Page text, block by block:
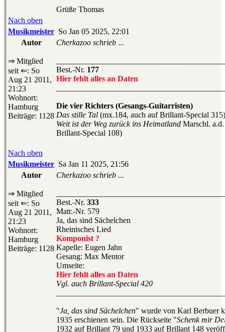
Grüße Thomas
Nach oben
Musikmeister So Jan 05 2025, 22:01
Autor
⇒ Mitglied
seit ⇐: So
Aug 21 2011,
21:23
Wohnort:
Hamburg
Beiträge: 1128
Cherkazoo schrieb ...
Best.-Nr. 177
Hier fehlt alles an Daten
Die vier Richters (Gesangs-Guitarristen)
Das stille Tal (mx.184, auch auf Brillant-Special 315)
Weit ist der Weg zurück ins Heimatland Marschl.
Brillant-Special 108)
Nach oben
Musikmeister Sa Jan 11 2025, 21:56
Autor
⇒ Mitglied
seit ⇐: So
Aug 21 2011,
21:23
Wohnort:
Hamburg
Beiträge: 1128
Cherkazoo schrieb ...
Best.-Nr. 333
Matr.-Nr. 579
Ja, das sind Sächelchen
Rheinisches Lied
Komponist ?
Kapelle: Eugen Jahn
Gesang: Max Mentor
Umseite:
Hier fehlt alles an Daten
Vgl. auch Brillant-Special 420
"Ja, das sind Sächelchen" wurde von Karl Berbuer
1935 erschienen sein. Die Rückseite "Schenk mir
1932 auf Brillant 79 und 1933 auf Brillant 148